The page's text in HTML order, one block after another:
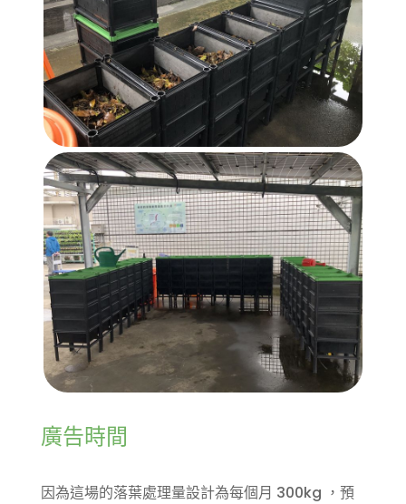
廣告時間
因為這場的落葉處理量設計為每個月 300kg ，預